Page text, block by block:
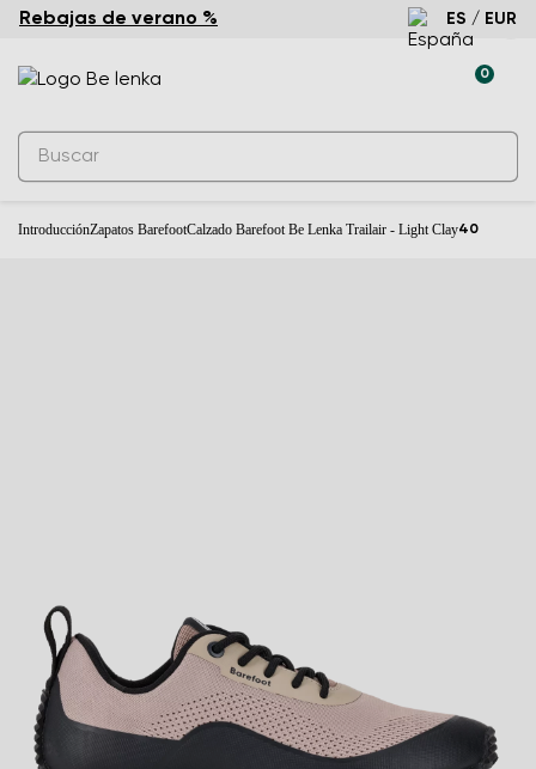
Rebajas de verano % ES / EUR
0
IntroducciónZapatos BarefootCalzado Barefoot Be Lenka Trailair - Light Clay40
Nuevo